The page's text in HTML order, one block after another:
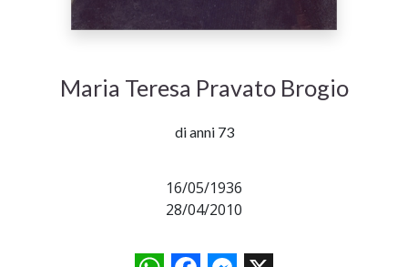
Maria Teresa Pravato Brogio
di anni 73
16/05/1936
28/04/2010